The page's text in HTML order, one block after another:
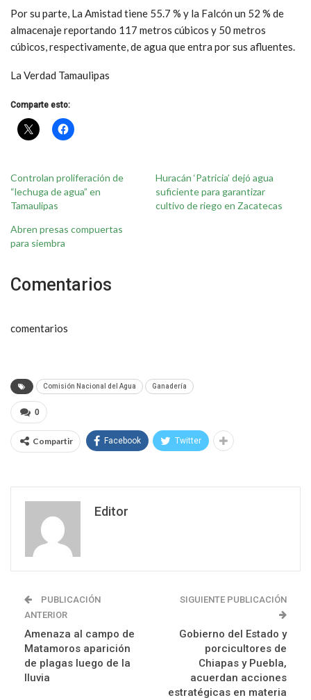
Por su parte, La Amistad tiene 55.7 % y la Falcón un 52 % de
almacenaje reportando 117 metros cúbicos y 50 metros
cúbicos, respectivamente, de agua que entra por sus afluentes.
La Verdad Tamaulipas
Comparte esto:
Controlan proliferación de
“lechuga de agua” en
Tamaulipas
Huracán ‘Patricia’ dejó agua
suficiente para garantizar
cultivo de riego en Zacatecas
Abren presas compuertas
para siembra
Comentarios
comentarios
Comisión Nacional del Agua Ganadería
0
Compartir Facebook Twitter
Editor
PUBLICACIÓN
ANTERIOR
Amenaza al campo de
Matamoros aparición
de plagas luego de la
lluvia
SIGUIENTE PUBLICACIÓN
Gobierno del Estado y
porcicultores de
Chiapas y Puebla,
acuerdan acciones
estratégicas en materia